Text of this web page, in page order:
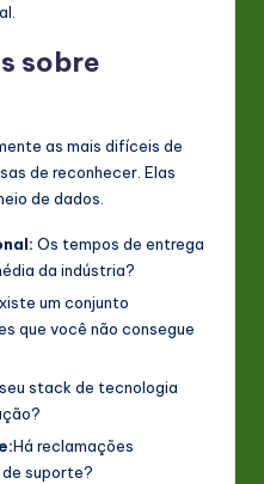
sobre
as mais difíceis de
de reconhecer. Elas
de dados.
Os tempos de entrega
da indústria?
um conjunto
que você não consegue
stack de tecnologia
Há reclamações
suporte?